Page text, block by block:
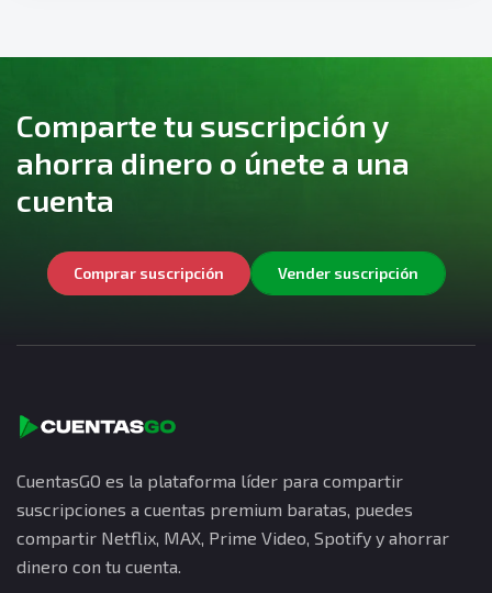
Comparte tu suscripción y
ahorra dinero o únete a una
cuenta
Comprar suscripción Vender suscripción
CuentasGO es la plataforma líder para compartir
suscripciones a cuentas premium baratas, puedes
compartir Netflix, MAX, Prime Video, Spotify y ahorrar
dinero con tu cuenta.